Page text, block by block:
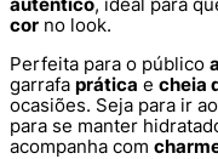
cor no look.
Perfeita para o público
garrafa prática e cheia
ocasiões. Seja para ir
para se manter
acompanha com